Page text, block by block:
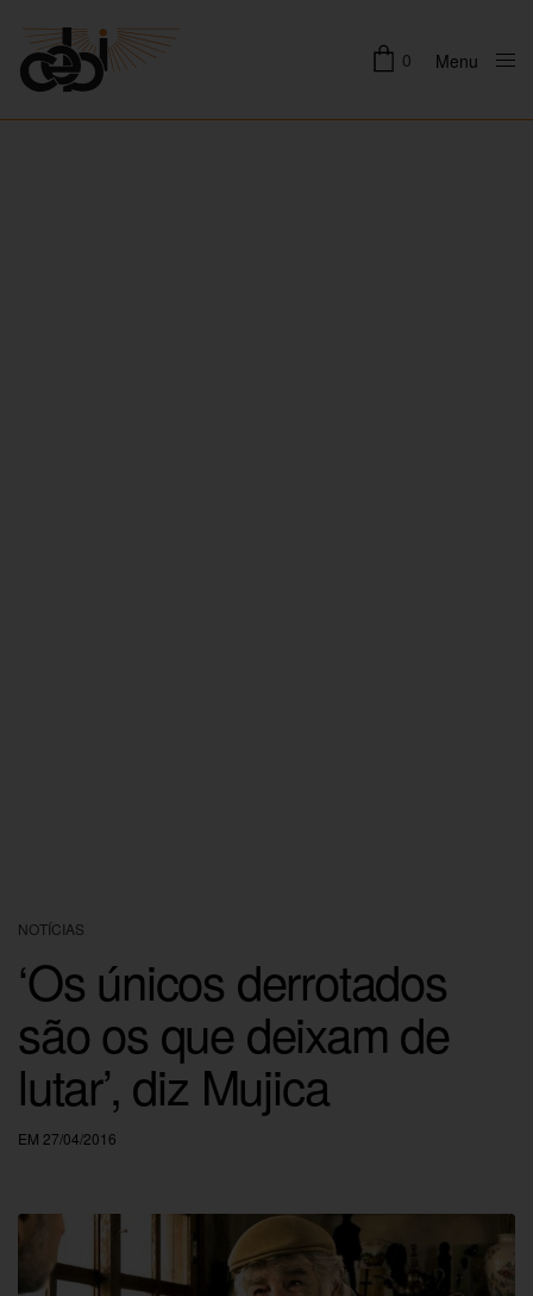
0 Menu
NOTÍCIAS
‘Os únicos derrotados
são os que deixam de
lutar’, diz Mujica
EM 27/04/2016